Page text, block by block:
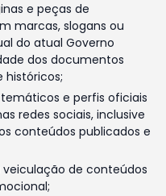
e peças de
marcas, slogans ou
do atual Governo
dos documentos
históricos;
e perfis oficiais
redes sociais, inclusive
conteúdos publicados e
de conteúdos